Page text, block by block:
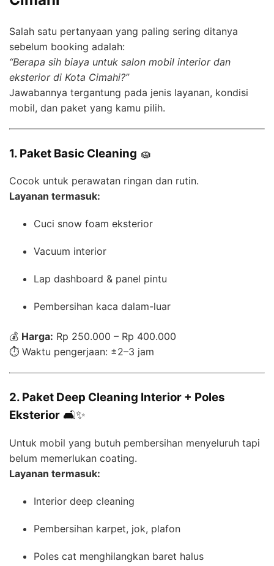
Salah satu pertanyaan yang paling sering ditanya
sebelum booking adalah:
“Berapa sih biaya untuk salon mobil interior dan
eksterior di Kota Cimahi?”
Jawabannya tergantung pada jenis layanan, kondisi
mobil, dan paket yang kamu pilih.
1. Paket Basic Cleaning 🧽
Cocok untuk perawatan ringan dan rutin.
Layanan termasuk:
Cuci snow foam eksterior
Vacuum interior
Lap dashboard & panel pintu
Pembersihan kaca dalam-luar
💰 Harga: Rp 250.000 – Rp 400.000
⏱️ Waktu pengerjaan: ±2–3 jam
2. Paket Deep Cleaning Interior + Poles
Eksterior 🛋️✨
Untuk mobil yang butuh pembersihan menyeluruh tapi
belum memerlukan coating.
Layanan termasuk:
Interior deep cleaning
Pembersihan karpet, jok, plafon
Poles cat menghilangkan baret halus